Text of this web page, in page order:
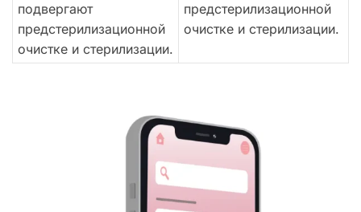
подвергают
предстерилизационной
очистке и стерилизации.
предстерилизационной
очистке и стерилизации.